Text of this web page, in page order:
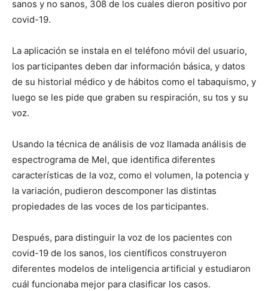
sanos y no sanos, 308 de los cuales dieron positivo por
covid-19.
La aplicación se instala en el teléfono móvil del usuario,
los participantes deben dar información básica, y datos
de su historial médico y de hábitos como el tabaquismo, y
luego se les pide que graben su respiración, su tos y su
voz.
Usando la técnica de análisis de voz llamada análisis de
espectrograma de Mel, que identifica diferentes
características de la voz, como el volumen, la potencia y
la variación, pudieron descomponer las distintas
propiedades de las voces de los participantes.
Después, para distinguir la voz de los pacientes con
covid-19 de los sanos, los científicos construyeron
diferentes modelos de inteligencia artificial y estudiaron
cuál funcionaba mejor para clasificar los casos.